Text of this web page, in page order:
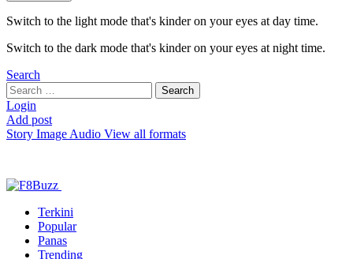
Switch to the light mode that's kinder on your eyes at day time.
Switch to the dark mode that's kinder on your eyes at night time.
Search
Search
for:
Search
Login
Add post
Story Image Audio View all formats
Terkini
Popular
Panas
Trending